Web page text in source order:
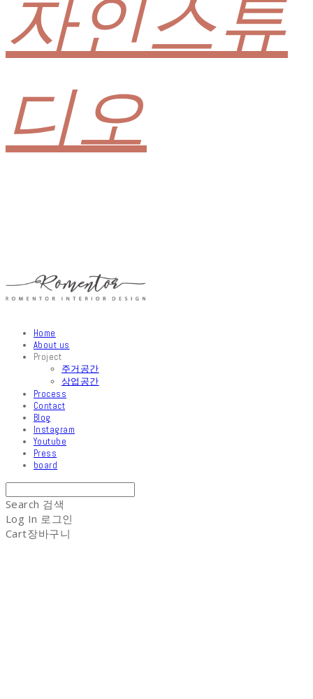
자인스튜
디오
Home
About us
Project
주거공간
상업공간
Process
Contact
Blog
Instagram
Youtube
Press
board
Search 검색
Log In 로그인
Cart장바구니